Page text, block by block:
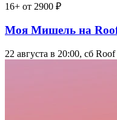
16+ от 2900 ₽
Моя Мишель на
22 августа в 20:00, сб